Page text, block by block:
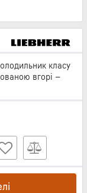
класу
вгорі —